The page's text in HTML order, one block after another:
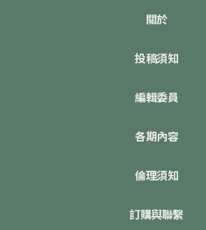
關於
投稿須知
編輯委員
各期內容
倫理須知
訂購與聯繫